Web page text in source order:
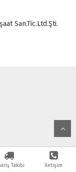
Takibi İletişim
San.Tic.Ltd.Şti.